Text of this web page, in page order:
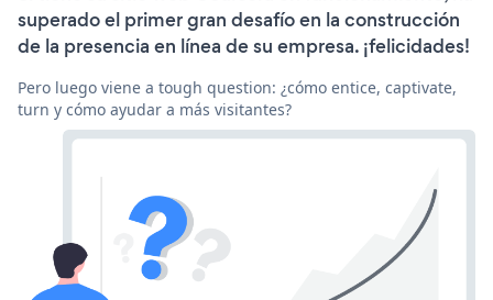
superado el primer gran desafío en la construcción
de la presencia en línea de su empresa. ¡felicidades!
Pero luego viene a tough question: ¿cómo entice, captivate,
turn y cómo ayudar a más visitantes?